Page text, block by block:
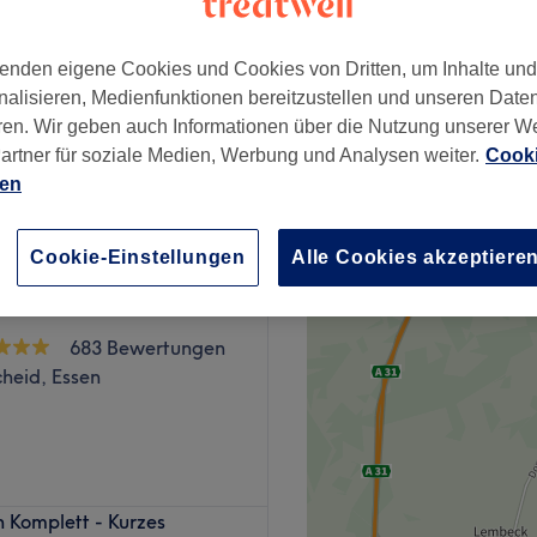
ab100 €
verwöhnen lassen?
Ladies Paradies,
683 Bewertungen
Essen
Komplett - Kurzes
eigene Cookies und Cookies von Dritten, um Inhalte
Medienfunktionen bereitzustellen und unseren
Wir geben auch Informationen über die Nutzung unserer
für soziale Medien, Werbung und Analysen weiter.
Cookie-Einstellungen Alle Cookies akzeptieren